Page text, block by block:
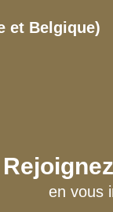
et Belgique)
en vous